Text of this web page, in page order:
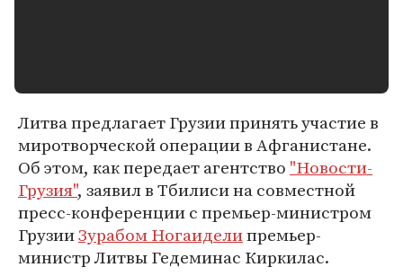
Литва предлагает Грузии принять участие в
миротворческой операции в Афганистане.
Об этом, как передает агентство "Новости-
Грузия", заявил в Тбилиси на совместной
пресс-конференции с премьер-министром
ГрузииЗурабом Ногаиделипремьер-
министр Литвы Гедеминас Киркилас.